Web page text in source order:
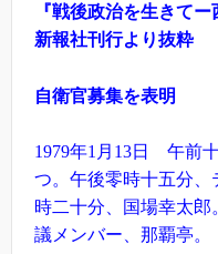
『戦後政治を生きて
新報社刊行より抜粋
自衛官募集を表明
1979年1月13日 午前
つ。午後零時十五分、
時二十分、国場幸太
議メンバー、那覇亭。